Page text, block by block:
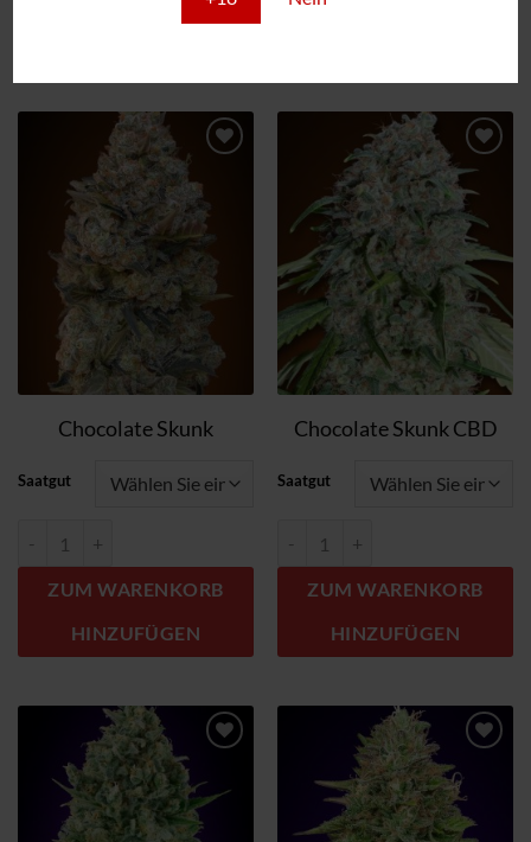
Wunschzettel
hinzufügen
Chocolate Skunk
Saatgut
ZUM WARENKORB
HINZUFÜGEN
Zum
Wunschzettel
hinzufügen
Chocolate Skunk CBD
Saatgut
ZUM WARENKORB
HINZUFÜGEN
Zum
Wunschzettel
hinzufügen
Zum
Wunschzettel
hinzufügen